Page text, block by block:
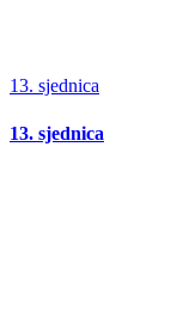
13. sjednica
13. sjednica